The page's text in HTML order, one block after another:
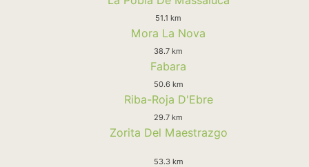
51.1 km
Mora La Nova
38.7 km
Fabara
50.6 km
Riba-Roja D'Ebre
29.7 km
Zorita Del Maestrazgo
53.3 km